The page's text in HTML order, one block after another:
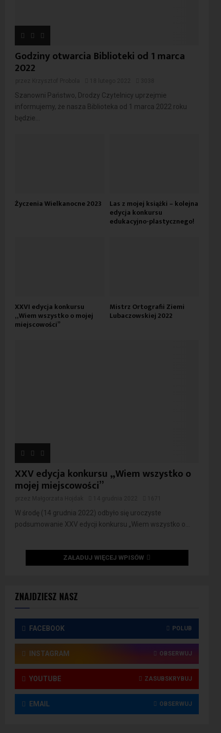
ZNAJDZIESZ NASZ
FACEBOOK POLUB
INSTAGRAM OBSERWUJ
YOUTUBE ZASUBSKRYBUJ
EMAIL OBSERWUJ
Godziny otwarcia Biblioteki od 1 marca
2022
Szanowni Państwo, Drodzy Czytelnicy uprzejmie
informujemy, że nasza Biblioteka od 1 marca 2022 roku
będzie...
Życzenia Wielkanocne 2023 Las z mojej książki – kolejna
edycja konkursu
edukacyjno-plastycznego!
XXVI edycja konkursu
„Wiem wszystko o mojej
miejscowości”
Mistrz Ortografii Ziemi
Lubaczowskiej 2022
XXV edycja konkursu „Wiem wszystko o
mojej miejscowości”
W środę (14 grudnia 2022) odbyło się uroczyste
podsumowanie XXV edycji konkursu „Wiem wszystko o...
ZAŁADUJ WIĘCEJ WPISÓW